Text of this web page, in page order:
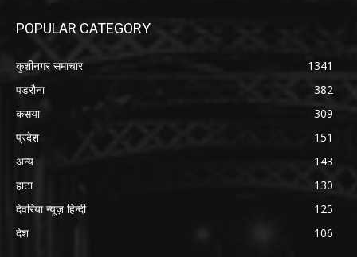
POPULAR CATEGORY
कुशीनगर समाचार
1341
पडरौना
382
कसया
309
प्रदेश
151
अन्य
143
हाटा
130
देवरिया न्यूज़ हिन्दी
125
देश
106